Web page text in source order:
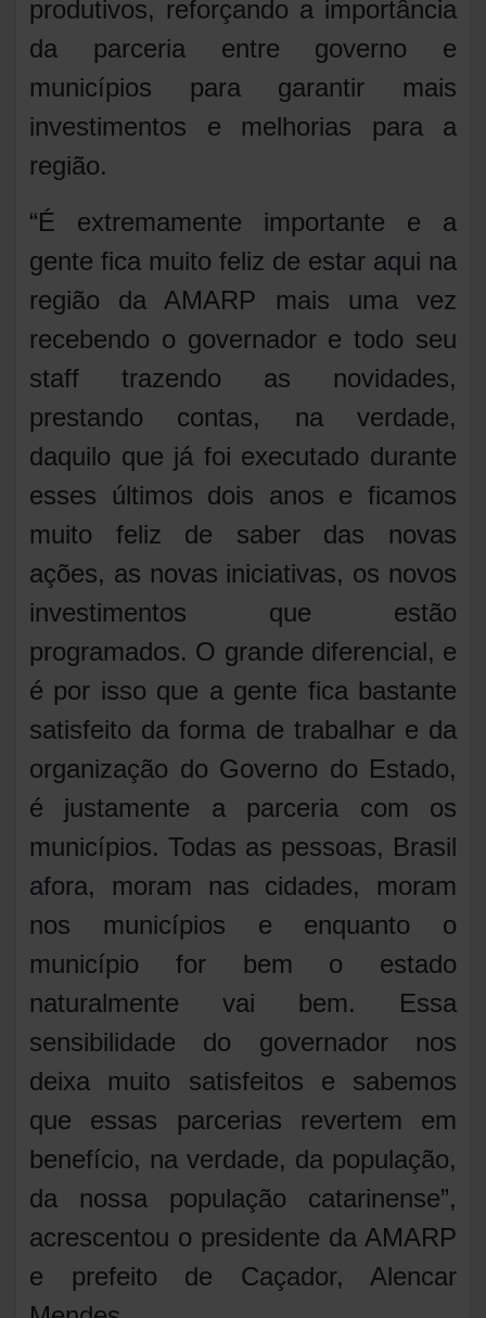
produtivos, reforçando a importância
da parceria entre governo e
municípios para garantir mais
investimentos e melhorias para a
região.
“É extremamente importante e a
gente fica muito feliz de estar aqui na
região da AMARP mais uma vez
recebendo o governador e todo seu
staff trazendo as novidades,
prestando contas, na verdade,
daquilo que já foi executado durante
esses últimos dois anos e ficamos
muito feliz de saber das novas
ações, as novas iniciativas, os novos
investimentos que estão
programados. O grande diferencial, e
é por isso que a gente fica bastante
satisfeito da forma de trabalhar e da
organização do Governo do Estado,
é justamente a parceria com os
municípios. Todas as pessoas, Brasil
afora, moram nas cidades, moram
nos municípios e enquanto o
município for bem o estado
naturalmente vai bem. Essa
sensibilidade do governador nos
deixa muito satisfeitos e sabemos
que essas parcerias revertem em
benefício, na verdade, da população,
da nossa população catarinense”,
acrescentou o presidente da AMARP
e prefeito de Caçador, Alencar